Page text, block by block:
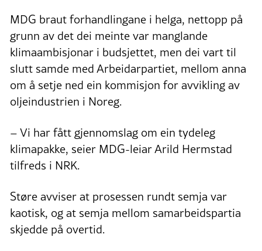
MDG braut forhandlingane i helga, nettopp på
grunn av det dei meinte var manglande
klimaambisjonar i budsjettet, men dei vart til
slutt samde med Arbeidarpartiet, mellom anna
om å setje ned ein kommisjon for avvikling av
oljeindustrien i Noreg.
– Vi har fått gjennomslag om ein tydeleg
klimapakke, seier MDG-leiar Arild Hermstad
tilfreds i NRK.
Støre avviser at prosessen rundt semja var
kaotisk, og at semja mellom samarbeidspartia
skjedde på overtid.